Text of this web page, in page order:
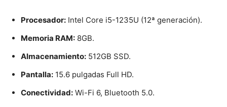
Procesador: Intel Core i5-1235U (12ª generación).
Memoria RAM: 8GB.
Almacenamiento: 512GB SSD.
Pantalla: 15.6 pulgadas Full HD.
Conectividad: Wi-Fi 6, Bluetooth 5.0.